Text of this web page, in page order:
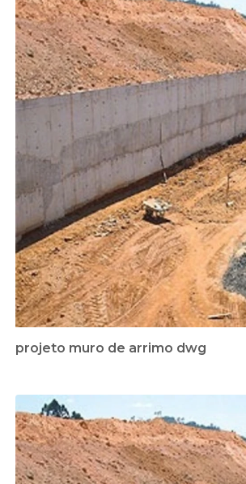
projeto muro de arrimo dwg